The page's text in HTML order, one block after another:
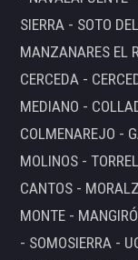
SIERRA - SOTO
MANZANARES EL
CERCEDA -
MEDIANO -
COLMENAREJO -
MOLINOS -
CANTOS -
MONTE -
- SOMOSIERRA -